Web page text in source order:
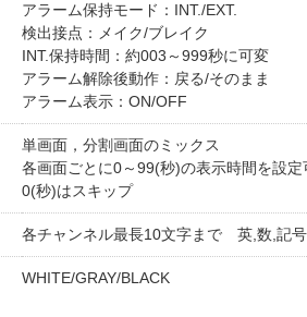
アラーム保持モード：INT./EXT.
検出接点：メイク/ブレイク
INT.保持時間：約003～999秒に可変
アラーム解除後動作：戻る/そのまま
アラーム表示：ON/OFF
単画面，分割画面のミックス
各画面ごとに0～99(秒)の表示時間を設定
0(秒)はスキップ
各チャンネル最長10文字まで 英,数,記
WHITE/GRAY/BLACK